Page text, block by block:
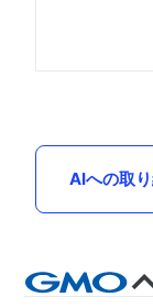
AIへの取